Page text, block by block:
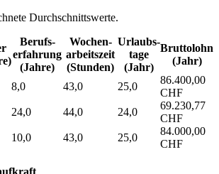
Durchschnittswerte.
Berufs­
erfahrung
(Jahre)
Wochen­
arbeitszeit
(Stunden)
Urlaubs­
tage
(Jahr)
Bruttolohn
(Jahr)
8,0 43,0 25,0
86.400,00
CHF
24,0 44,0 24,0
69.230,77
CHF
10,0 43,0 25,0
84.000,00
CHF